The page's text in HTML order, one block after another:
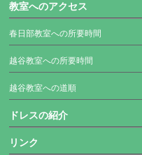
教室へのアクセス
春日部教室への所要時間
越谷教室への所要時間
越谷教室への道順
ドレスの紹介
リンク